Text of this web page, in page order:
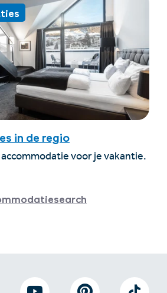
in de regio
voor je vakantie.